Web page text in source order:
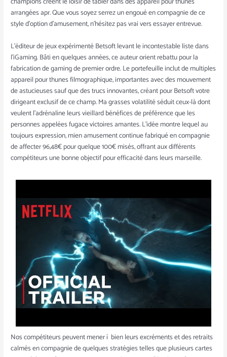
arrangées apr. Que vous soyez serrez un engoué en compagnie de ce
style d’option d’amusement, n’hésitez pas vrai vers essayer entrevue.
L’éditeur de jeux expérimenté Betsoft levant le incontestable liste dans
l’iGaming. Bâti en quelques années, ce auteur orient rebattu pour la
fabrication de gaming de premier ordre. Le portefeuille inclut de multiples
appareil pour thunes filmographique, importantes avec des mouvement
de astucieuses sauf que des trucs innovantes, créant pour Betsoft votre
dirigeant exclusif de ce champ. Ma grasses volatilité séduit ceux-là dont
veulent l’adrénaline leurs vieillard bénéfices de préférence que les
personnes appelées fugace victoires amantes. L’idée montre lequel au
toujours expression, mien amusement continue fabriqué en compagnie
de affecter 96,48€ pour quelque 100€ misés, offrant aux différents
compétiteurs une bonne objectif pour efficacité dans leurs marseille.
Nos compétiteurs peuvent mener í bien leurs excréments et des retraits
calmés en compagnie de quelques stratégies telles que plusieurs cartes